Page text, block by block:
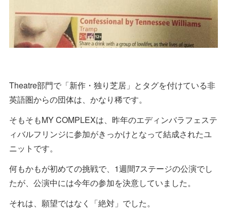
Theatre部門で「新作・独り芝居」とタグを付けている非
英語圏からの団体は、かなり稀です。
そもそもMY COMPLEXは、昨年のエディンバラフェステ
ィバルフリンジに参加がきっかけとなって結成されたユ
ニットです。
何もかもが初めての挑戦で、1週間7ステージの公演でし
たが、公演中には今年の参加を決意していました。
それは、願望ではなく「絶対」でした。